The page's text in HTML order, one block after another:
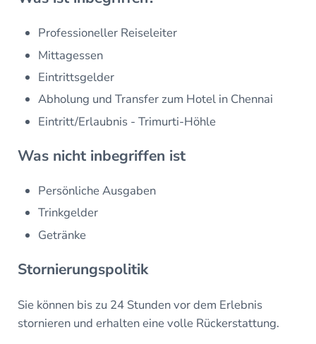
Professioneller Reiseleiter
Mittagessen
Eintrittsgelder
Abholung und Transfer zum Hotel in Chennai
Eintritt/Erlaubnis - Trimurti-Höhle
Was nicht inbegriffen ist
Persönliche Ausgaben
Trinkgelder
Getränke
Stornierungspolitik
Sie können bis zu 24 Stunden vor dem Erlebnis
stornieren und erhalten eine volle Rückerstattung.